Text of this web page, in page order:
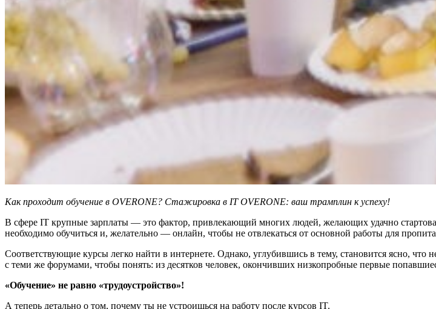
Как проходит обучение в OVERONE? Стажировка в IT OVERONE: ваш трамплин к успеху!
В сфере IT крупные зарплаты — это фактор, привлекающий многих людей, желающих удачно
необходимо обучиться и, желательно — онлайн, чтобы не отвлекаться от основной работы для
Соответствующие курсы легко найти в интернете. Однако, углубившись в тему, становится ясно,
с теми же форумами, чтобы понять: из десятков человек, окончивших низкопробные первые
«Обучение» не равно «трудоустройство»!
А теперь детально о том, почему ты не устроишься на работу после курсов IT.